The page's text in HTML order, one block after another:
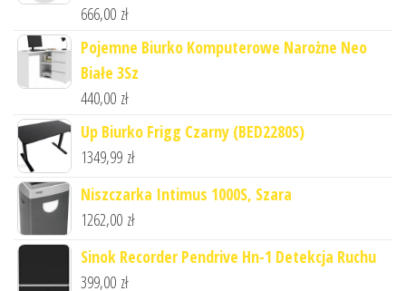
666,00 zł
Pojemne Biurko Komputerowe Narożne Neo
Białe 3Sz
440,00 zł
Up Biurko Frigg Czarny (BED2280S)
1349,99 zł
Niszczarka Intimus 1000S, Szara
1262,00 zł
Sinok Recorder Pendrive Hn-1 Detekcja Ruchu
399,00 zł